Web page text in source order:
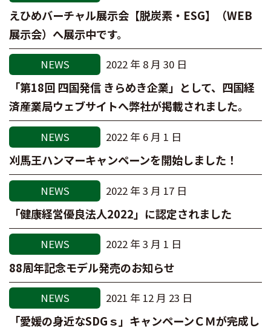
えひめバーチャル展示会【脱炭素・ESG】（WEB
展示会）へ展示中です。
NEWS 2022 年 8 月 30 日
「第18回 四国発信 きらめき企業」として、四国経
済産業局ウェブサイトへ弊社が掲載されました。
NEWS 2022 年 6 月 1 日
刈馬王ハンマーキャンペーンを開始しました！
NEWS 2022 年 3 月 17 日
「健康経営優良法人2022」に認定されました
NEWS 2022 年 3 月 1 日
88周年記念モデル発売のお知らせ
NEWS 2021 年 12 月 23 日
「愛媛の身近なSDGｓ」キャンペーンＣＭが完成し